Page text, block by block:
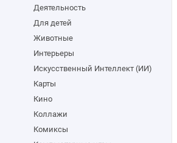
Деятельность
Для детей
Животные
Интерьеры
Искусственный Интеллект (ИИ)
Карты
Кино
Коллажи
Комиксы